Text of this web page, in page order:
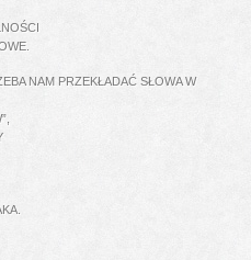
NAM PRZEKŁADAĆ SŁOWA W